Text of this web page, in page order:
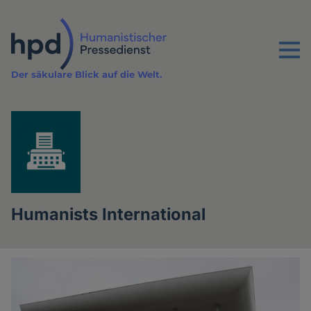
Inhalt
Menu
Der säkulare Blick auf die Welt.
Humanists International